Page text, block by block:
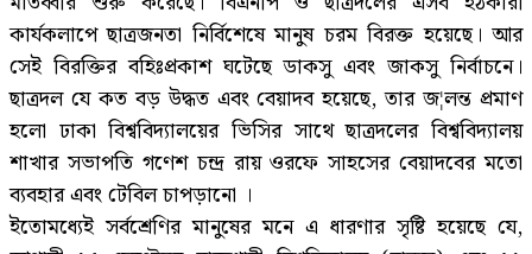
কার্যকলাপে ছাত্রজনতা নির্বিশেষে মানুষ চরম বিরক্ত হয়েছে। আর
সেই বিরক্তির বহিঃপ্রকাশ ঘটেছে ডাকসু এবং জাকসু নির্বাচনে।
ছাত্রদল যে কত বড় উদ্ধত এবং বেয়াদব হয়েছে, তার জ¦লন্ত প্রমাণ
হলো ঢাকা বিশ্ববিদ্যালয়ের ভিসির সাথে ছাত্রদলের বিশ্ববিদ্যালয়
শাখার সভাপতি গণেশ চন্দ্র রায় ওরফে সাহসের বেয়াদবের মতো
ব্যবহার এবং টেবিল চাপড়ানো ।
ইতোমধ্যেই সর্বশ্রেণির মানুষের মনে এ ধারণার সৃষ্টি হয়েছে যে,